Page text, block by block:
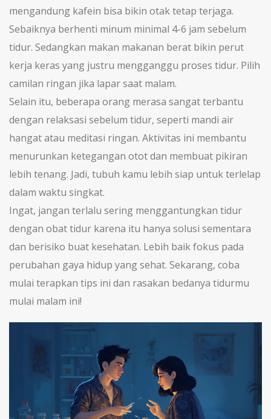
mengandung kafein bisa bikin otak tetap terjaga.
Sebaiknya berhenti minum minimal 4-6 jam sebelum
tidur. Sedangkan makan makanan berat bikin perut
kerja keras yang justru mengganggu proses tidur. Pilih
camilan ringan jika lapar saat malam.
Selain itu, beberapa orang merasa sangat terbantu
dengan relaksasi sebelum tidur, seperti mandi air
hangat atau meditasi ringan. Aktivitas ini membantu
menurunkan ketegangan otot dan membuat pikiran
lebih tenang. Jadi, tubuh kamu lebih siap untuk terlelap
dalam waktu singkat.
Ingat, jangan terlalu sering menggantungkan tidur
dengan obat tidur karena itu hanya solusi sementara
dan berisiko buat kesehatan. Lebih baik fokus pada
perubahan gaya hidup yang sehat. Sekarang, coba
mulai terapkan tips ini dan rasakan bedanya tidurmu
mulai malam ini!